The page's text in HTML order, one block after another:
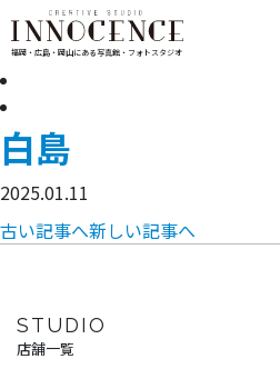
福岡・広島・岡山にある写真館・フォトスタジオ
白島
2025.01.11
古い記事へ新しい記事へ
STUDIO
店舗一覧